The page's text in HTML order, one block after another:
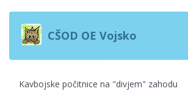
CŠOD OE Vojsko
Kavbojske počitnice na "divjem" zahodu